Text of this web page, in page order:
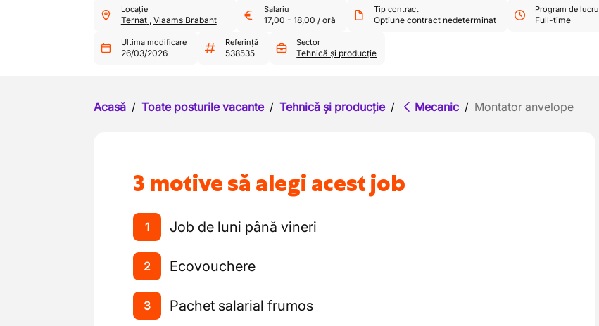
Locație
Ternat , Vlaams Brabant
Salariu
17,00 - 18,00 / oră
Tip contract
Optiune contract nedeterminat
Program de lucru
Full-time
Ultima modificare
26/03/2026
Referință
538535
Sector
Tehnică și producție
Acasă / Toate posturile vacante / Tehnică și producție / Mecanic / Montator anvelope
3 motive să alegi acest job
1 Job de luni până vineri
2 Ecovouchere
3 Pachet salarial frumos